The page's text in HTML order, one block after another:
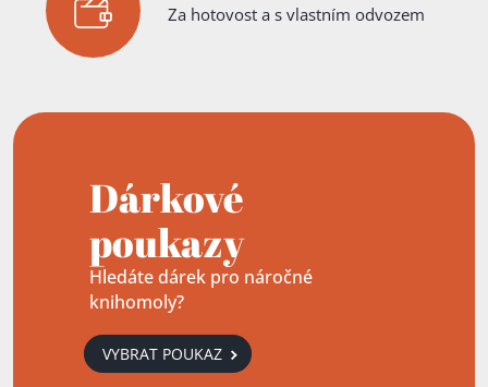
Za hotovost a s vlastním odvozem
Dárkové
poukazy
Hledáte dárek pro náročné
knihomoly?
VYBRAT POUKAZ